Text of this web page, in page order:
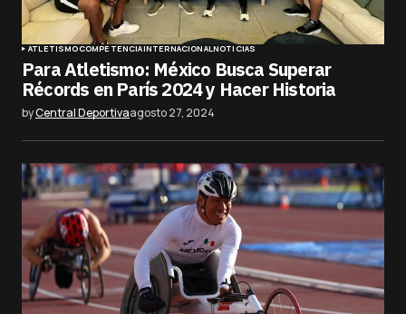
ATLETISMOCOMPETENCIAINTERNACIONALNOTICIAS
Para Atletismo: México Busca Superar
Récords en París 2024 y Hacer Historia
byCentral Deportivaagosto 27, 2024